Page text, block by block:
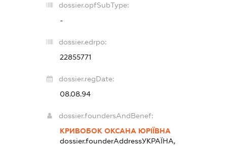
dossier.opfSubType:
-
dossier.edrpo:
22855771
dossier.regDate:
08.08.94
dossier.foundersAndBenef:
КРИВОБОК ОКСАНА ЮРІЇВНА
dossier.founderAddressУКРАЇНА,